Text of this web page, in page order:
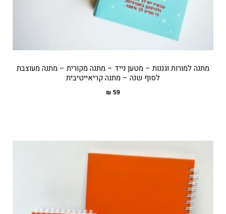
מתנה למורות וגננות – מטען נייד – מתנה מקורית – מתנה מעוצבת
לסוף שנה – מתנה קריאייטיבית
59
₪